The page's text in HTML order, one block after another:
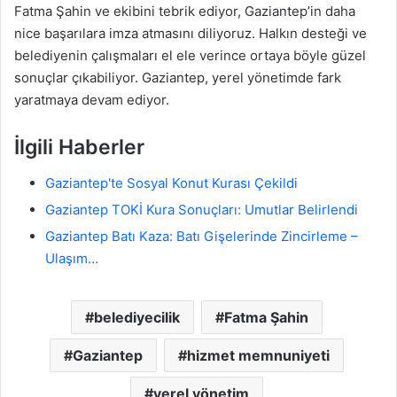
Fatma Şahin ve ekibini tebrik ediyor, Gaziantep’in daha
nice başarılara imza atmasını diliyoruz. Halkın desteği ve
belediyenin çalışmaları el ele verince ortaya böyle güzel
sonuçlar çıkabiliyor. Gaziantep, yerel yönetimde fark
yaratmaya devam ediyor.
İlgili Haberler
Gaziantep'te Sosyal Konut Kurası Çekildi
Gaziantep TOKİ Kura Sonuçları: Umutlar Belirlendi
Gaziantep Batı Kaza: Batı Gişelerinde Zincirleme –
Ulaşım…
belediyecilik Fatma Şahin
Gaziantep hizmet memnuniyeti
yerel yönetim